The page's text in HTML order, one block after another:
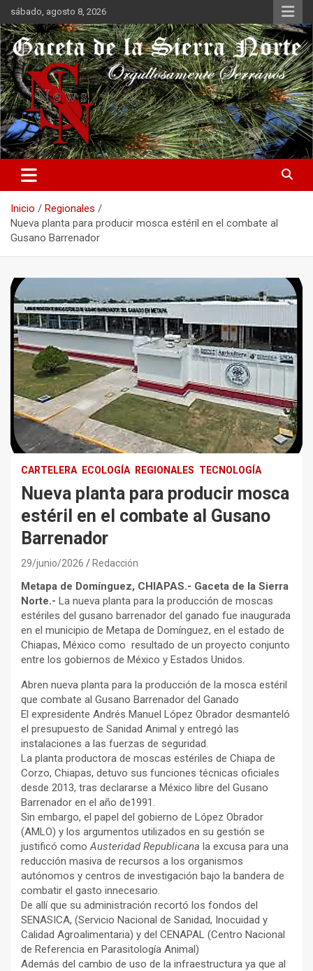
Saltar
al
contenido
sábado, agosto 8, 2026
Gaceta de la Sierra Norte
Orgullosamente Serranos
Inicio
Regionales
Nueva planta para producir mosca estéril en el combate al
Gusano Barrenador
CARTELERA ECOLOGÍA REGIONALES TECNOLOGÍA
Nueva planta para producir mosca
estéril en el combate al Gusano
Barrenador
29/junio/2026 Redacción
Metapa de Domínguez, CHIAPAS.- Gaceta de la Sierra
Norte.- La nueva planta para la producción de moscas
estériles del gusano barrenador del ganado fue inaugurada
en el municipio de Metapa de Domínguez, en el estado de
Chiapas, México como resultado de un proyecto conjunto
entre los gobiernos de México y Estados Unidos.
Abren nueva planta para la producción de la mosca estéril
que combate al Gusano Barrenador del Ganado
El expresidente Andrés Manuel López Obrador desmanteló
el presupuesto de Sanidad Animal y entregó las
instalaciones a las fuerzas de seguridad.
La planta productora de moscas estériles de Chiapa de
Corzo, Chiapas, detuvo sus funciones técnicas oficiales
desde 2013, tras declararse a México libre del Gusano
Barrenador en el año de1991.
Sin embargo, el papel del gobierno de López Obrador
(AMLO) y los argumentos utilizados en su gestión se
justificó como Austeridad Republicana la excusa para una
reducción masiva de recursos a los organismos
autónomos y centros de investigación bajo la bandera de
combatir el gasto innecesario.
De allí que su administración recortó los fondos del
SENASICA, (Servicio Nacional de Sanidad, Inocuidad y
Calidad Agroalimentaria) y del CENAPAL (Centro Nacional
de Referencia en Parasitología Animal)
Además del cambio de uso de la infraestructura ya que al